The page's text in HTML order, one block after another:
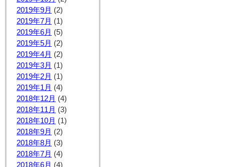
2019年9月 (2)
2019年7月 (1)
2019年6月 (5)
2019年5月 (2)
2019年4月 (2)
2019年3月 (1)
2019年2月 (1)
2019年1月 (4)
2018年12月 (4)
2018年11月 (3)
2018年10月 (1)
2018年9月 (2)
2018年8月 (3)
2018年7月 (4)
2018年6月 (4)